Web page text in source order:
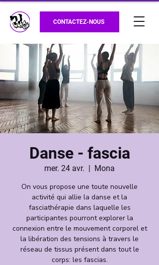
CONTACTEZ-NOUS
Danse - fascia
mer. 24 avr.
  |
Mona
On vous propose une toute nouvelle
activité qui allie la danse et la
fasciathérapie dans laquelle les
participantes pourront explorer la
connexion entre le mouvement corporel et
la libération des tensions à travers le
réseau de tissus présent dans tout le
corps: les fascias.